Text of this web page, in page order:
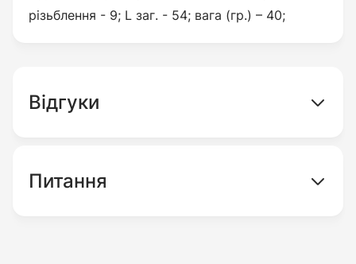
різьблення - 9; L заг. - 54; вага (гр.) – 40;
Відгуки
Питання